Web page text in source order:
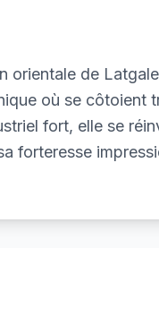
orientale de
où se côtoient
fort, elle se
forteresse